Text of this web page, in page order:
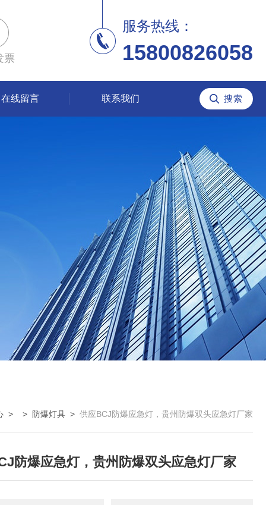
票
服务热线：
15800826058
在线留言 联系我们
> > 防爆灯具 > 供应BCJ防爆应急灯，贵州防爆双头应急灯厂家
防爆应急灯，贵州防爆双头应急灯厂家